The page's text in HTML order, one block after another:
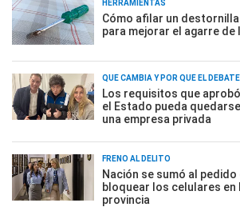
HERRAMIENTAS
Cómo afilar un
para mejorar el agarre
QUÉ CAMBIA Y POR QUÉ EL DEBATE
Los requisitos que
el Estado pueda
una empresa privada
FRENO AL DELITO
Nación se sumó al
bloquear los celulares en
provincia